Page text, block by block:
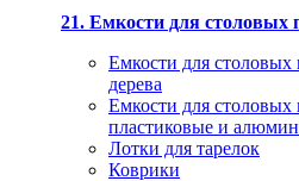
21. Емкости для столовых
Емкости для столовых
дерева
Емкости для столовых
пластиковые и
Лотки для тарелок
Коврики